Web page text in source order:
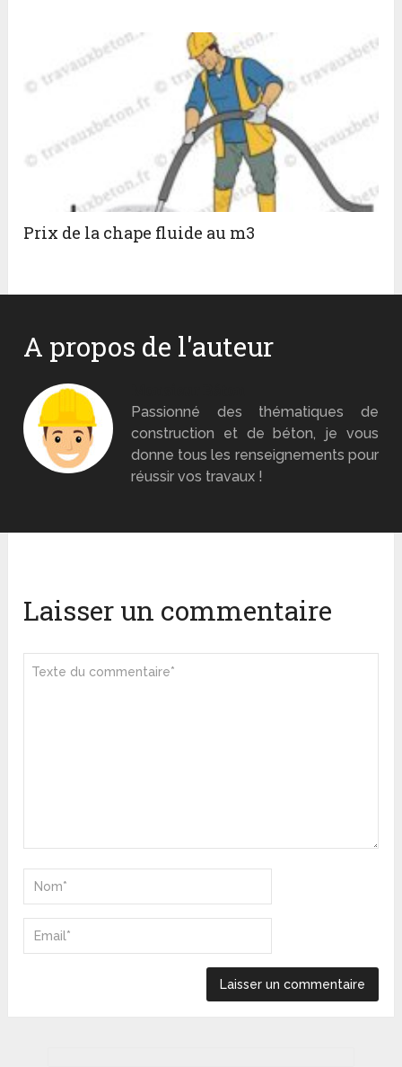
Prix de la chape fluide au m3
A propos de l'auteur
Passionné des thématiques de
construction et de béton, je vous
donne tous les renseignements pour
réussir vos travaux !
Laisser un commentaire